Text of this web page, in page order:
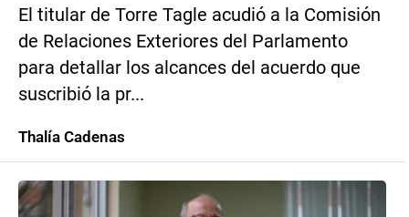
El titular de Torre Tagle acudió a la Comisión
de Relaciones Exteriores del Parlamento
para detallar los alcances del acuerdo que
suscribió la pr...
Thalía Cadenas